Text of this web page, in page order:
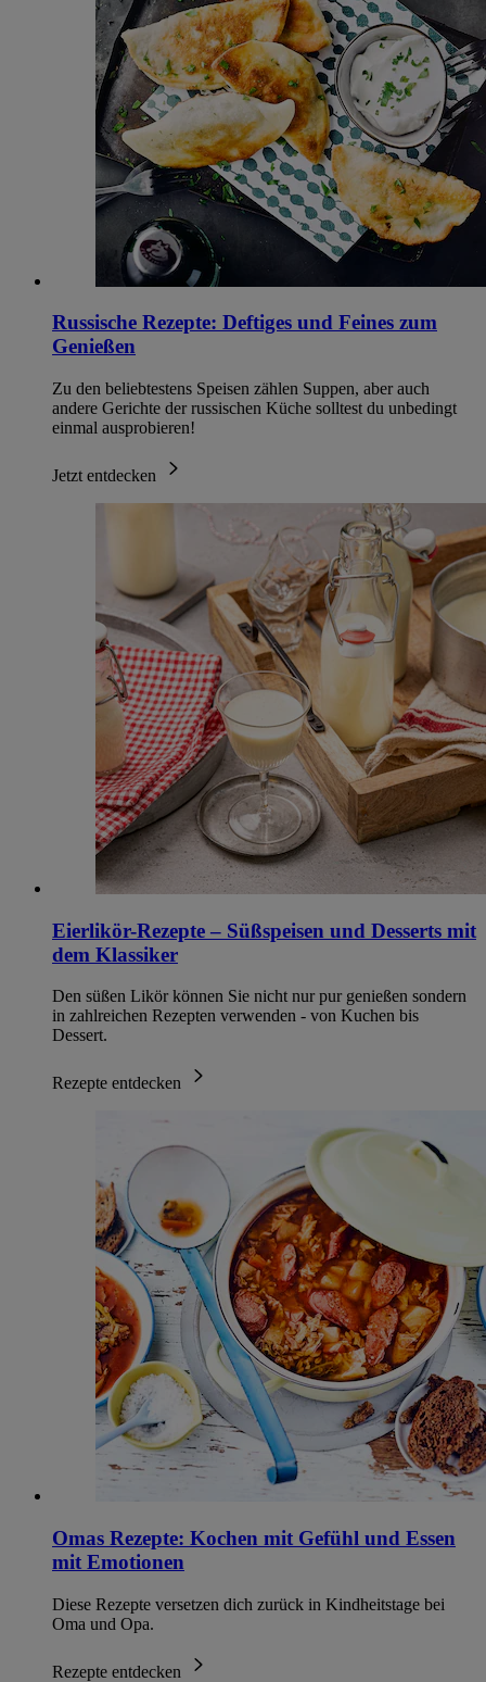
Russische Rezepte: Deftiges und Feines zum
Genießen
Zu den beliebtestens Speisen zählen Suppen, aber auch
andere Gerichte der russischen Küche solltest du unbedingt
einmal ausprobieren!
Jetzt entdecken
Eierlikör-Rezepte – Süßspeisen und Desserts mit
dem Klassiker
Den süßen Likör können Sie nicht nur pur genießen sondern
in zahlreichen Rezepten verwenden - von Kuchen bis
Dessert.
Rezepte entdecken
Omas Rezepte: Kochen mit Gefühl und Essen
mit Emotionen
Diese Rezepte versetzen dich zurück in Kindheitstage bei
Oma und Opa.
Rezepte entdecken